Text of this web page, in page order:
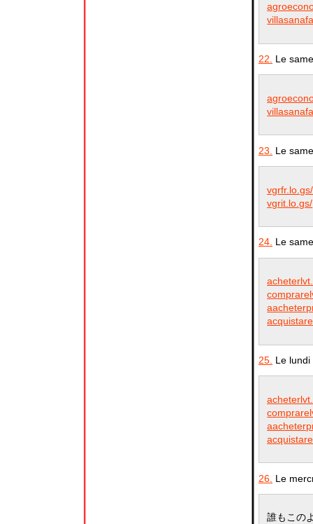
22. Le
23. Le
vgrfr.lo.gs/
vgrit.lo.gs/
24. Le
25. Le
26. Le
誰もこの